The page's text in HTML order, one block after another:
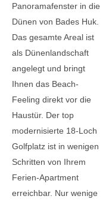
Panoramafenster in die
Dünen von Bades Huk.
Das gesamte Areal ist
als Dünenlandschaft
angelegt und bringt
Ihnen das Beach-
Feeling direkt vor die
Haustür. Der top
modernisierte 18-Loch
Golfplatz ist in wenigen
Schritten von Ihrem
Ferien-Apartment
erreichbar. Nur wenige